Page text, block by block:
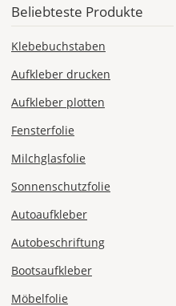
Di., 11.08. -
Mi., 12.08.
ab 24,98
ab 9,99 EUR*
EUR
Abhängig
Bestellwert:
Produktionskosten
Beliebteste Produkte
Klebebuchstaben
Aufkleber drucken
Aufkleber plotten
Fensterfolie
Milchglasfolie
Sonnenschutzfolie
Autoaufkleber
Autobeschriftung
Bootsaufkleber
Möbelfolie